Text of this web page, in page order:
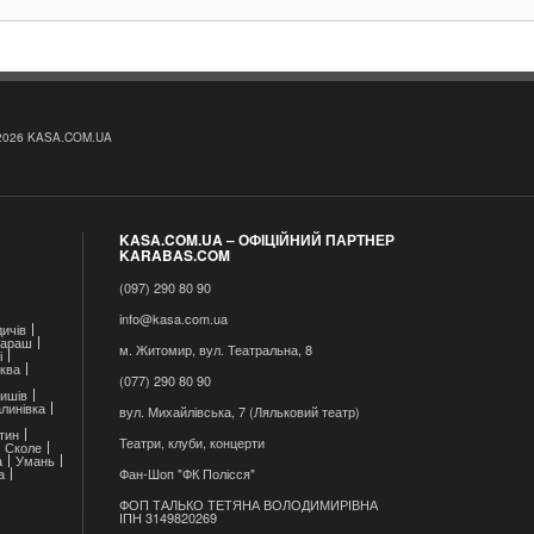
KASA.COM.UA
Сколе
Умань
KASA.COM.UA – ОФІЦІЙНИЙ ПАРТНЕР
KARABAS.COM
(097) 290 80 90
info@kasa.com.ua
м. Житомир, вул. Театральна, 8
(077) 290 80 90
вул. Михайлівська, 7 (Ляльковий театр)
Театри, клуби, концерти
Фан-Шоп "ФК Полісся"
ФОП ТАЛЬКО ТЕТЯНА ВОЛОДИМИРІВНА
ІПН 3149820269